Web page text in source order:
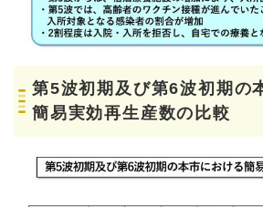
第5波初期及び第6波初期の
簡易実効再生産数の比較